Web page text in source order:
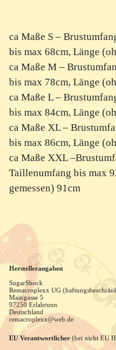
ca Maße S –
bis max 68cm, Länge
ca Maße M –
bis max 78cm, Länge
ca Maße L –
bis max 84cm, Länge
ca Maße XL –
bis max 86cm, Länge
ca Maße XXL
Taillenumfang bis max
gemessen) 91cm
Herstellerangaben
SugarShock
Remacroplexx UG
Maingasse 5
97250 Erlabrunn
Deutschland
remacroplexx@web.de
EU Verantwortlicher (bei nicht EU